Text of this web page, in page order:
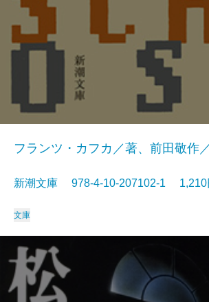
フランツ・カフカ／著、前田敬作
新潮文庫 978-4-10-207102-1
文庫